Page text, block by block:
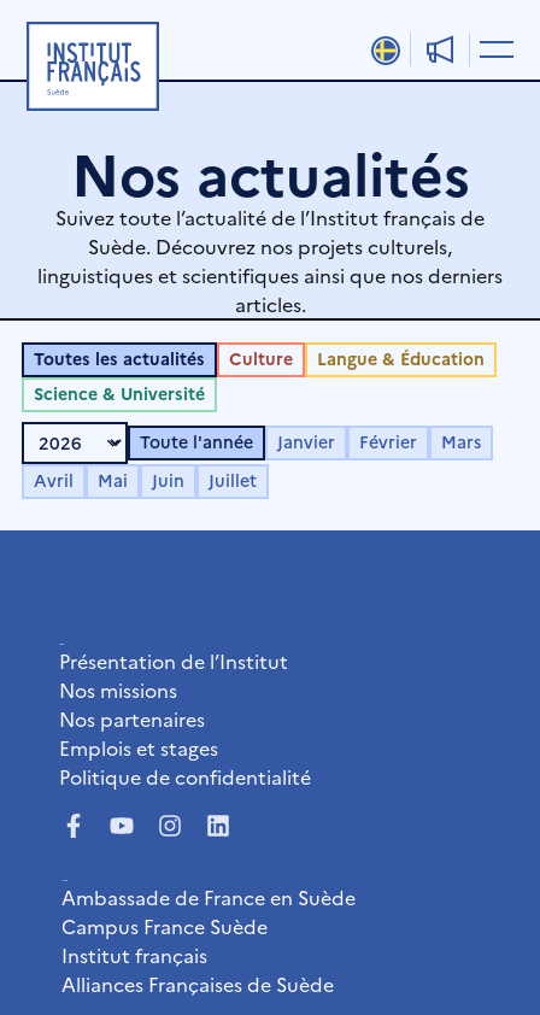
contenu
Nos actualités
Suivez toute l’actualité de l’Institut français de
Suède. Découvrez nos projets culturels,
linguistiques et scientifiques ainsi que nos derniers
articles.
Toutes les actualités Culture
Langue & Éducation
Science & Université
Toute l'année Janvier Février
Mars
Avril
Mai Juin Juillet
Présentation de l’Institut
Nos missions
Nos partenaires
Emplois et stages
Politique de confidentialité
Ambassade de France en Suède
Campus France Suède
Institut français
Alliances Françaises de Suède